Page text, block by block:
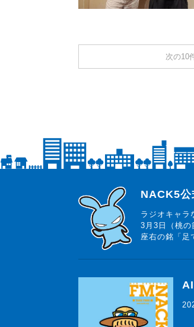
次の10
らじっと君
NACK5公
ラジオキャラ
3月3日（桃の
座右の銘「足